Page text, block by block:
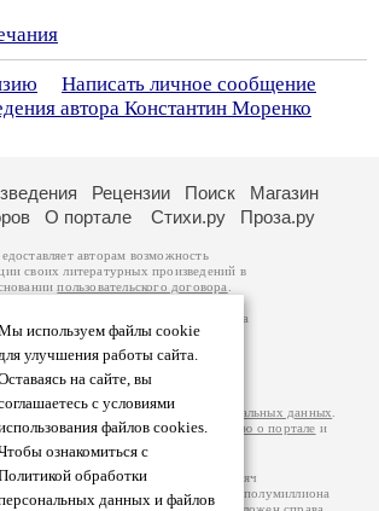
Написать личное сообщение
автора Константин Моренко
используем файлы cookie
улучшения работы сайта.
на сайте, вы
с условиями
файлов cookies.
ознакомиться с
обработки
данных и файлов
Рецензии Поиск
Магазин
О портале Стихи.ру Проза.ру
авторам возможность
своих литературных произведений в
пользовательского договора
на произведения принадлежат авторам
. Перепечатка произведений возможна
автора, к которому вы можете
странице. Ответственность за
авторы несут самостоятельно на
изаконодательства
основанииПолитики обработки персональных данных
более подробнуюинформацию о портале и
портала Проза.ру – порядка 100 тысяч
в общей сумме просматривают более полумиллиона